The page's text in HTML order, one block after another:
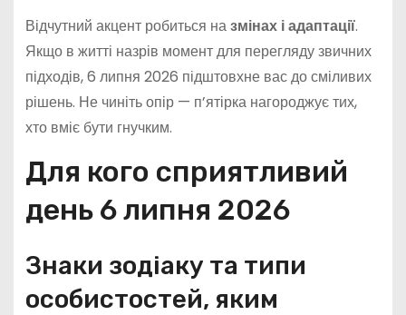
Відчутний акцент робиться назмінах і адаптації.
Якщо в житті назрів момент для перегляду звичних
підходів, 6 липня 2026 підштовхне вас до сміливих
рішень. Не чиніть опір — п’ятірка нагороджує тих,
хто вміє бути гнучким.
Для кого сприятливий
день 6 липня 2026
Знаки зодіаку та типи
особистостей, яким